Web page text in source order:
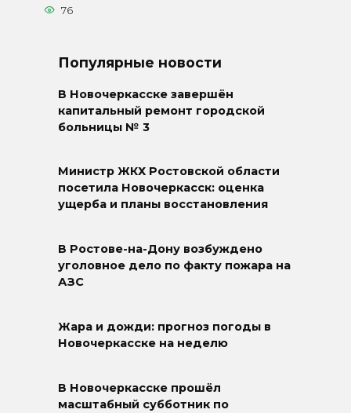
76
Популярные новости
В Новочеркасске завершён
капитальный ремонт городской
больницы № 3
Министр ЖКХ Ростовской области
посетила Новочеркасск: оценка
ущерба и планы восстановления
В Ростове-на-Дону возбуждено
уголовное дело по факту пожара на
АЗС
Жара и дожди: прогноз погоды в
Новочеркасске на неделю
В Новочеркасске прошёл
масштабный субботник по